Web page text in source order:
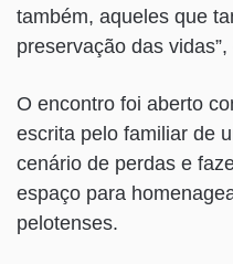
também, aqueles que
preservação das
O encontro foi aberto
escrita pelo familiar de
cenário de perdas e
espaço para
pelotenses.